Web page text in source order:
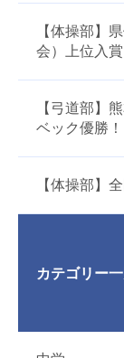
【体操部】
会）上位入賞
【弓道部】
ベック優勝！
【体操部】
カテゴリー